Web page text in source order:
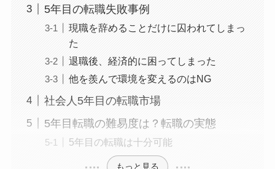
5年目の転職失敗事例
現職を辞めることだけに囚われてしまっ
た
退職後、経済的に困ってしまった
他を羨んで環境を変えるのはNG
社会人5年目の転職市場
5年目転職の難易度は？転職の実態
5年目の転職は十分可能
もっと見る